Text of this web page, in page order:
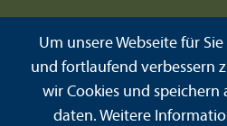
Um unsere Webseite für
und fortlaufend verbessern
wir Cookies und
daten. Weitere